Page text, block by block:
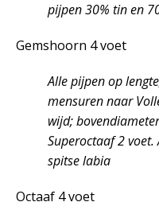
pijpen 30% tin en
Gemshoorn 4 voet
Alle pijpen op
mensuren naar
wijd;
Superoctaaf 2
spitse labia
Octaaf 4 voet